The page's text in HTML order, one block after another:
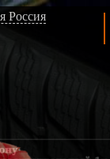
Россия